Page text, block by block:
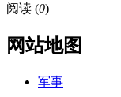
阅读 (0)
网站地图
军事